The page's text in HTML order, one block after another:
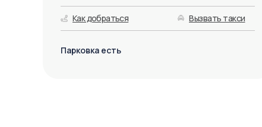
Как добраться Вызвать такси
Парковка есть